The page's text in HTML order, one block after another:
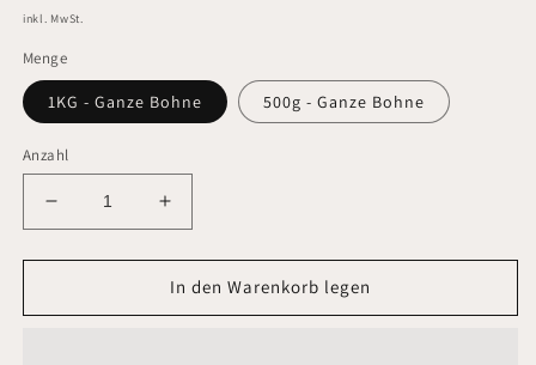
Preis
inkl. MwSt.
Menge
1KG - Ganze Bohne 500g - Ganze Bohne
Anzahl
Verringere
die
Menge
CAPIM
Erhöhe
die
Menge
für
CAPIM
In den Warenkorb legen